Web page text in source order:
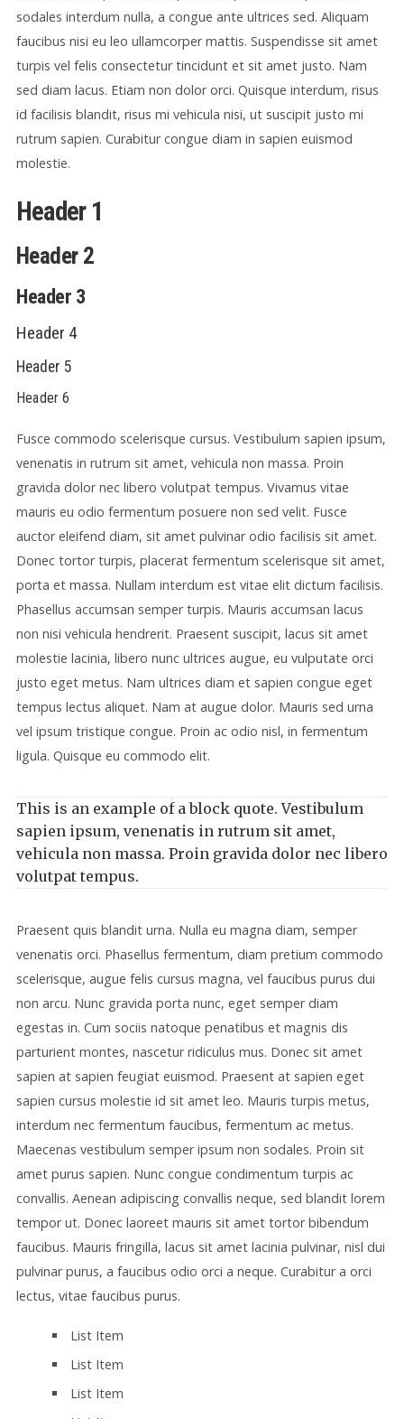
sodales interdum nulla, a congue ante ultrices sed. Aliquam
faucibus nisi eu leo ullamcorper mattis. Suspendisse sit amet
turpis vel felis consectetur tincidunt et sit amet justo. Nam
sed diam lacus. Etiam non dolor orci. Quisque interdum, risus
id facilisis blandit, risus mi vehicula nisi, ut suscipit justo mi
rutrum sapien. Curabitur congue diam in sapien euismod
molestie.
Header 1
Header 2
Header 3
Header 4
Header 5
Header 6
Fusce commodo scelerisque cursus. Vestibulum sapien ipsum,
venenatis in rutrum sit amet, vehicula non massa. Proin
gravida dolor nec libero volutpat tempus. Vivamus vitae
mauris eu odio fermentum posuere non sed velit. Fusce
auctor eleifend diam, sit amet pulvinar odio facilisis sit amet.
Donec tortor turpis, placerat fermentum scelerisque sit amet,
porta et massa. Nullam interdum est vitae elit dictum facilisis.
Phasellus accumsan semper turpis. Mauris accumsan lacus
non nisi vehicula hendrerit. Praesent suscipit, lacus sit amet
molestie lacinia, libero nunc ultrices augue, eu vulputate orci
justo eget metus. Nam ultrices diam et sapien congue eget
tempus lectus aliquet. Nam at augue dolor. Mauris sed urna
vel ipsum tristique congue. Proin ac odio nisl, in fermentum
ligula. Quisque eu commodo elit.
This is an example of a block quote. Vestibulum
sapien ipsum, venenatis in rutrum sit amet,
vehicula non massa. Proin gravida dolor nec libero
volutpat tempus.
Praesent quis blandit urna. Nulla eu magna diam, semper
venenatis orci. Phasellus fermentum, diam pretium commodo
scelerisque, augue felis cursus magna, vel faucibus purus dui
non arcu. Nunc gravida porta nunc, eget semper diam
egestas in. Cum sociis natoque penatibus et magnis dis
parturient montes, nascetur ridiculus mus. Donec sit amet
sapien at sapien feugiat euismod. Praesent at sapien eget
sapien cursus molestie id sit amet leo. Mauris turpis metus,
interdum nec fermentum faucibus, fermentum ac metus.
Maecenas vestibulum semper ipsum non sodales. Proin sit
amet purus sapien. Nunc congue condimentum turpis ac
convallis. Aenean adipiscing convallis neque, sed blandit lorem
tempor ut. Donec laoreet mauris sit amet tortor bibendum
faucibus. Mauris fringilla, lacus sit amet lacinia pulvinar, nisl dui
pulvinar purus, a faucibus odio orci a neque. Curabitur a orci
lectus, vitae faucibus purus.
List Item
List Item
List Item